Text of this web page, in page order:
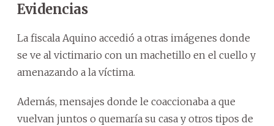
Evidencias
La fiscala Aquino accedió a otras imágenes donde
se ve al victimario con un machetillo en el cuello y
amenazando a la víctima.
Además, mensajes donde le coaccionaba a que
vuelvan juntos o quemaría su casa y otros tipos de